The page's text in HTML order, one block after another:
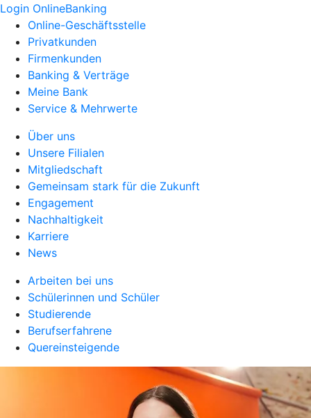
Login OnlineBanking
Online-Geschäftsstelle
Privatkunden
Firmenkunden
Banking & Verträge
Meine Bank
Service & Mehrwerte
Über uns
Unsere Filialen
Mitgliedschaft
Gemeinsam stark für die Zukunft
Engagement
Nachhaltigkeit
Karriere
News
Arbeiten bei uns
Schülerinnen und Schüler
Studierende
Berufserfahrene
Quereinsteigende